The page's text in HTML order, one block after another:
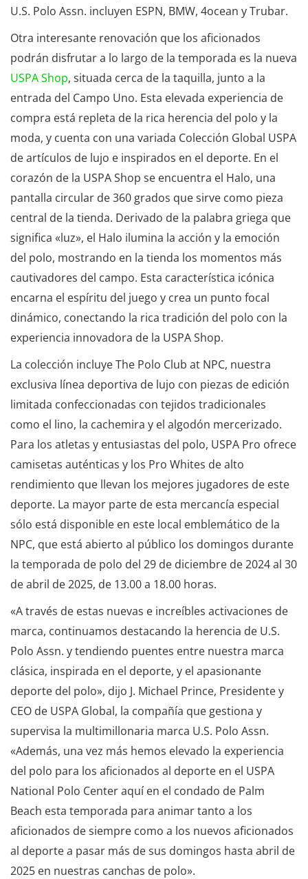
U.S. Polo Assn. incluyen ESPN, BMW, 4ocean y Trubar.
Otra interesante renovación que los aficionados
podrán disfrutar a lo largo de la temporada es la nueva
USPA Shop, situada cerca de la taquilla, junto a la
entrada del Campo Uno. Esta elevada experiencia de
compra está repleta de la rica herencia del polo y la
moda, y cuenta con una variada Colección Global USPA
de artículos de lujo e inspirados en el deporte. En el
corazón de la USPA Shop se encuentra el Halo, una
pantalla circular de 360 grados que sirve como pieza
central de la tienda. Derivado de la palabra griega que
significa «luz», el Halo ilumina la acción y la emoción
del polo, mostrando en la tienda los momentos más
cautivadores del campo. Esta característica icónica
encarna el espíritu del juego y crea un punto focal
dinámico, conectando la rica tradición del polo con la
experiencia innovadora de la USPA Shop.
La colección incluye The Polo Club at NPC, nuestra
exclusiva línea deportiva de lujo con piezas de edición
limitada confeccionadas con tejidos tradicionales
como el lino, la cachemira y el algodón mercerizado.
Para los atletas y entusiastas del polo, USPA Pro ofrece
camisetas auténticas y los Pro Whites de alto
rendimiento que llevan los mejores jugadores de este
deporte. La mayor parte de esta mercancía especial
sólo está disponible en este local emblemático de la
NPC, que está abierto al público los domingos durante
la temporada de polo del 29 de diciembre de 2024 al 30
de abril de 2025, de 13.00 a 18.00 horas.
«A través de estas nuevas e increíbles activaciones de
marca, continuamos destacando la herencia de U.S.
Polo Assn. y tendiendo puentes entre nuestra marca
clásica, inspirada en el deporte, y el apasionante
deporte del polo», dijo J. Michael Prince, Presidente y
CEO de USPA Global, la compañía que gestiona y
supervisa la multimillonaria marca U.S. Polo Assn.
«Además, una vez más hemos elevado la experiencia
del polo para los aficionados al deporte en el USPA
National Polo Center aquí en el condado de Palm
Beach esta temporada para animar tanto a los
aficionados de siempre como a los nuevos aficionados
al deporte a pasar más de sus domingos hasta abril de
2025 en nuestras canchas de polo».